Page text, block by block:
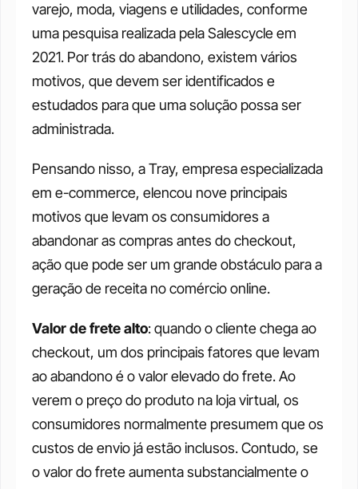
varejo, moda, viagens e utilidades, conforme
uma pesquisa realizada pela Salescycle em
2021. Por trás do abandono, existem vários
motivos, que devem ser identificados e
estudados para que uma solução possa ser
administrada.
Pensando nisso, a Tray, empresa especializada
em e-commerce, elencou nove principais
motivos que levam os consumidores a
abandonar as compras antes do checkout,
ação que pode ser um grande obstáculo para a
geração de receita no comércio online.
Valor de frete alto: quando o cliente chega ao
checkout, um dos principais fatores que levam
ao abandono é o valor elevado do frete. Ao
verem o preço do produto na loja virtual, os
consumidores normalmente presumem que os
custos de envio já estão inclusos. Contudo, se
o valor do frete aumenta substancialmente o